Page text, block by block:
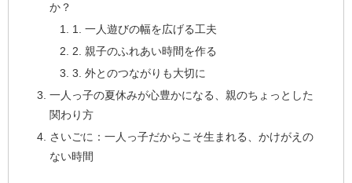
か？
1. 一人遊びの幅を広げる工夫
2. 親子のふれあい時間を作る
3. 外とのつながりも大切に
一人っ子の夏休みが心豊かになる、親のちょっとした
関わり方
さいごに：一人っ子だからこそ生まれる、かけがえの
ない時間